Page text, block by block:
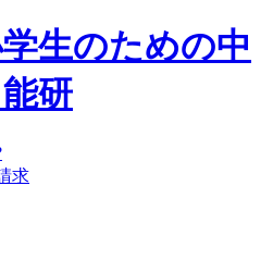
生のための中
研
求